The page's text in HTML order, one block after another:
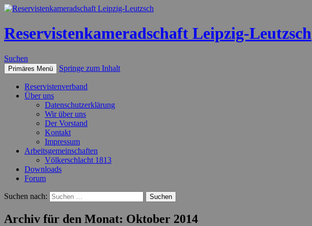
Reservistenkameradschaft Leipzig-Leutzsch
Suchen
Primäres Menü Springe zum Inhalt
Reservistenverband
Über uns
Datenschutzerklärung
Wir über uns
Der Vorstand
Kontakt
Impressum
Arbeitsgemeinschaften
Völkerschlacht 1813
Downloads
Forum
Suchen nach:
Archiv für den Monat: Oktober 2014